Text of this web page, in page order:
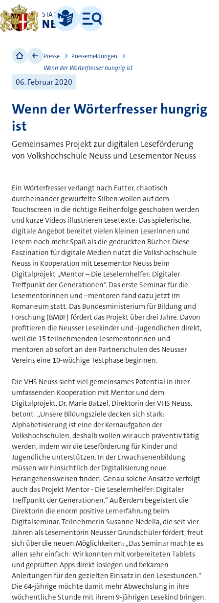
STADT
NEUSS
Leichte Sprache
Menü
Presse
Pressemeldungen
Wenn der Wörterfresser hungrig ist
06. Februar 2020
Wenn der Wörterfresser hungrig
ist
Gemeinsames Projekt zur digitalen Leseförderung
von Volkshochschule Neuss und Lesementor Neuss
Ein Wörterfresser verlangt nach Futter, chaotisch
durcheinander gewürfelte Silben wollen auf dem
Touchscreen in die richtige Reihenfolge geschoben werden
und kurze Videos illustrieren Lesetexte: Das spielerische,
digitale Angebot bereitet vielen kleinen Leserinnen und
Lesern noch mehr Spaß als die gedruckten Bücher. Diese
Faszination für digitale Medien nutzt die Volkshochschule
Neuss in Kooperation mit Lesementor Neuss beim
Digitalprojekt „Mentor – Die Leselernhelfer: Digitaler
Treffpunkt der Generationen“. Das erste Seminar für die
Lesementorinnen und –mentoren fand dazu jetzt im
Romaneum statt. Das Bundesministerium für Bildung und
Forschung (BMBF) fördert das Projekt über drei Jahre. Davon
profitieren die Neusser Lesekinder und -jugendlichen direkt,
weil die 15 teilnehmenden Lesementorinnen und –
mentoren ab sofort an den Partnerschulen des Neusser
Vereins eine 10-wöchige Testphase beginnen.
Die VHS Neuss sieht viel gemeinsames Potential in ihrer
umfassenden Kooperation mit Mentor und dem
Digitalprojekt. Dr. Marie Batzel, Direktorin der VHS Neuss,
betont: „Unsere Bildungsziele decken sich stark:
Alphabetisierung ist eine der Kernaufgaben der
Volkshochschulen, deshalb wollen wir auch präventiv tätig
werden, indem wir die Leseförderung für Kinder und
Jugendliche unterstützen. In der Erwachsenenbildung
müssen wir hinsichtlich der Digitalisierung neue
Herangehensweisen finden. Genau solche Ansätze verfolgt
auch das Projekt Mentor - Die Leselernhelfer: Digitaler
Treffpunkt der Generationen.“ Außerdem begeistert die
Direktorin die enorm positive Lernerfahrung beim
Digitalseminar. Teilnehmerin Susanne Nedella, die seit vier
Jahren als Lesementorin Neusser Grundschüler fördert, freut
sich über die neuen Möglichkeiten: „Das Seminar machte es
allen sehr einfach: Wir konnten mit vorbereiteten Tablets
und geprüften Apps direkt loslegen und bekamen
Anleitungen für den gezielten Einsatz in den Lesestunden.“
Die 64-jährige möchte damit mehr Abwechslung in ihre
wöchentliche Stunde mit ihrem 9-jährigen Lesekind bringen.